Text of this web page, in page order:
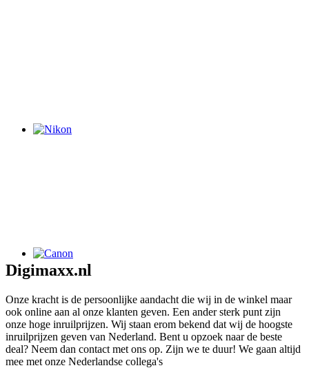
Digimaxx.nl
Onze kracht is de persoonlijke aandacht die wij in de winkel maar
ook online aan al onze klanten geven. Een ander sterk punt zijn
onze hoge inruilprijzen. Wij staan erom bekend dat wij de hoogste
inruilprijzen geven van Nederland. Bent u opzoek naar de beste
deal? Neem dan contact met ons op. Zijn we te duur! We gaan altijd
mee met onze Nederlandse collega's